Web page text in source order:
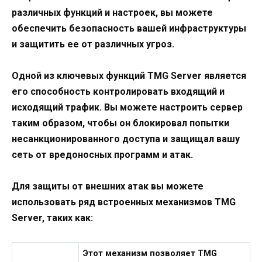
различных функций и настроек, вы можете
обеспечить безопасность вашей инфраструктуры
и защитить ее от различных угроз.
Одной из ключевых функций TMG Server является
его способность контролировать входящий и
исходящий трафик. Вы можете настроить сервер
таким образом, чтобы он блокировал попытки
несанкционированного доступа и защищал вашу
сеть от вредоносных программ и атак.
Для защиты от внешних атак вы можете
использовать ряд встроенных механизмов TMG
Server, таких как:
Этот механизм позволяет TMG